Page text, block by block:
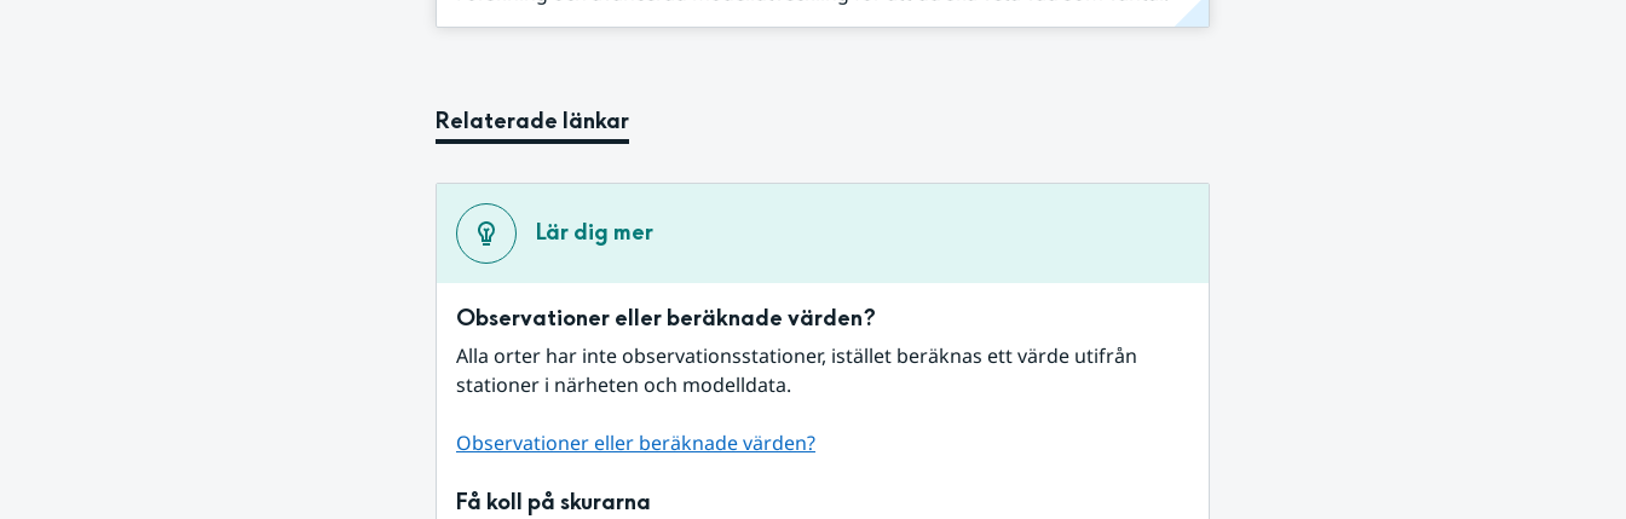
Relaterade länkar
Lär dig mer
Observationer eller beräknade värden?
Alla orter har inte observationsstationer, istället beräknas ett värde utifrån
stationer i närheten och modelldata.
Observationer eller beräknade värden?
Få koll på skurarna